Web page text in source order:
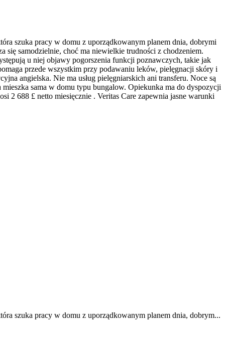
szuka pracy w domu z uporządkowanym planem dnia, dobrymi
samodzielnie, choć ma niewielkie trudności z chodzeniem.
u niej objawy pogorszenia funkcji poznawczych, takie jak
przede wszystkim przy podawaniu leków, pielęgnacji skóry i
angielska. Nie ma usług pielęgniarskich ani transferu. Noce są
sama w domu typu bungalow. Opiekunka ma do dyspozycji
2 688 £ netto miesięcznie . Veritas Care zapewnia jasne warunki
szuka pracy w domu z uporządkowanym planem dnia, dobrym...